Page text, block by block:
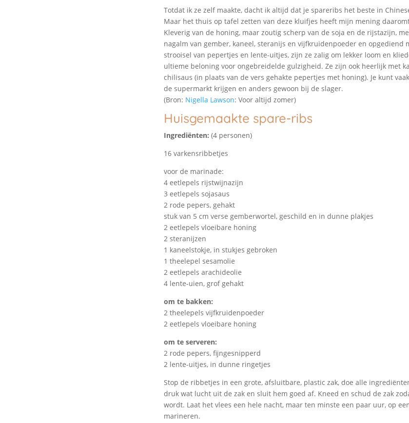
Totdat ik ze zelf maakte, dacht ik altijd dat je spareribs het beste in
Maar het thuis op tafel zetten van deze kluifjes heeft mijn mening
Kleverig van de honing, maar zoutig scherp van de soja en de rijstazijn,
nagalm van gember, kaneel, steranijs en vijfkruidenpoeder en opgediend
strooisel van pepertjes en lente-uitjes, zijn ze zalig om lekker loom en
ultieme beloning voor ongebreidelde gulzigheid. Ze zijn ook heerlijk met
chilisaus (in plaats van de vers gehakte pepertjes met honing). Je kunt
de supermarkt krijgen en anders gewoon bij de slager.
(Bron: Nigella Lawson: Voor altijd zomer)
Huisgemaakte spare-ribs
Ingrediënten: (4 personen)
16 varkensribbetjes
voor de marinade:
4 eetlepels rijstwijnazijn
3 eetlepels sojasaus
2 rode pepers, gehakt
stuk van 5 cm verse gemberwortel, geschild en in dunne plakjes
2 eetlepels vloeibare honing
2 steranijzen
1 kaneelstokje, in stukjes gebroken
1 theelepel sesamolie
2 eetlepels arachideolie
4 lente-uien, grof gehakt
om te bakken:
2 theelepels vijfkruidenpoeder
2 eetlepels vloeibare honing
om te serveren:
2 rode pepers, fijngesnipperd
2 lente-uitjes, in dunne ringetjes
Stop de ribbetjes in een grote, afsluitbare, plastic zak, doe alle
druk wat lucht uit de zak en sluit hem goed af. Kneed en schud de zak
wordt. Laat het vlees een hele nacht, maar ten minste een paar uur, op
marineren.